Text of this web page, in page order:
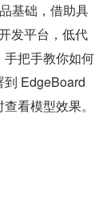
基础，借助具
发平台，低代
把手教你如何
EdgeBoard
看模型效果。